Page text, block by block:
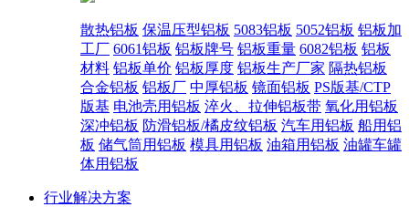
散热铝板 保温压型铝板 5083铝板 5052铝板 铝板加
工厂 6061铝板 铝板牌号 铝板重量 6082铝板 铝板
材料 铝板单价 铝板厚度 铝板生产厂家 隔热铝板
合金铝板 铝板厂 中厚铝板 镜面铝板 PS版基/CTP
版基 电池壳用铝板 淬火、拉伸铝板带 氧化用铝板
深冲铝板 防滑铝板/橘皮纹铝板 汽车用铝板 船用铝
板 储气筒用铝板 模具用铝板 油箱用铝板 油罐车罐
体用铝板
行业解决方案